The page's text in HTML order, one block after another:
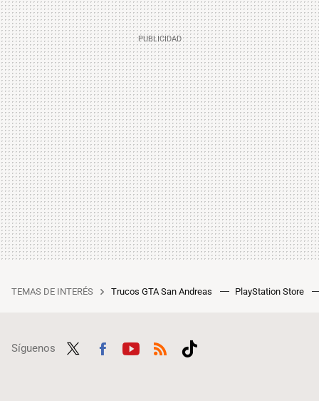
TEMAS DE INTERÉS Trucos GTA San Andreas PlayStation Store
Síguenos